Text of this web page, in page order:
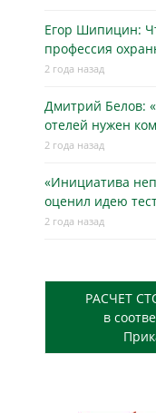
Егор Шипицин:
профессия
2 года назад
Дмитрий Белов:
отелей нужен
2 года назад
«Инициатива
оценил идею
2 года назад
РАСЧЕТ
в